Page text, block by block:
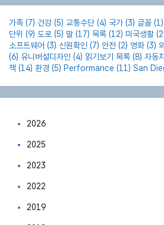
가족 (7) 건강 (5) 교통수단 (4) 국가 (3) 글꼴 (1)
단위 (9) 도로 (5) 말 (17) 목록 (12) 미국생활
소프트웨어 (3) 신원확인 (7) 안전 (2) 영화 (3)
(6) 유니버설디자인 (4) 읽기보기 목록 (8) 자동
책 (14) 환경 (5) Performance (11) San
2026
2025
2023
2022
2019